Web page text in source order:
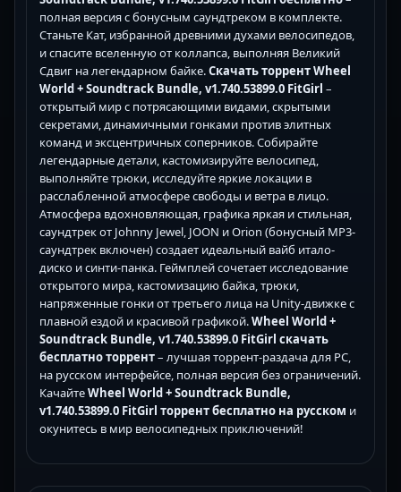
полная версия с бонусным саундтреком в комплекте.
Станьте Кат, избранной древними духами велосипедов,
и спасите вселенную от коллапса, выполняя Великий
Сдвиг на легендарном байке.Скачать торрент Wheel
World + Soundtrack Bundle, v1.740.53899.0 FitGirl –
открытый мир с потрясающими видами, скрытыми
секретами, динамичными гонками против элитных
команд и эксцентричных соперников. Собирайте
легендарные детали, кастомизируйте велосипед,
выполняйте трюки, исследуйте яркие локации в
расслабленной атмосфере свободы и ветра в лицо.
Атмосфера вдохновляющая, графика яркая и стильная,
саундтрек от Johnny Jewel, JOON и Orion (бонусный MP3-
саундтрек включен) создает идеальный вайб итало-
диско и синти-панка. Геймплей сочетает исследование
открытого мира, кастомизацию байка, трюки,
напряженные гонки от третьего лица на Unity-движке с
плавной ездой и красивой графикой.Wheel World +
Soundtrack Bundle, v1.740.53899.0 FitGirl скачать
бесплатно торрент– лучшая торрент-раздача для PC,
на русском интерфейсе, полная версия без ограничений.
КачайтеWheel World + Soundtrack Bundle,
v1.740.53899.0 FitGirl торрент бесплатно на русском и
окунитесь в мир велосипедных приключений!